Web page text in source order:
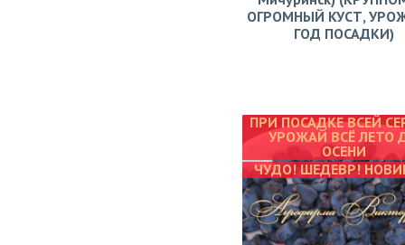
ОГРОМНЫЙ КУСТ,
ГОД ПОСАДКИ)
ПРИ ПОСАДКЕ ВСЕЙ
УРОЖАЙ ВСЁ ЛЕТО
ОСЕНИ
ЧУДО! ШЕДЕВР!